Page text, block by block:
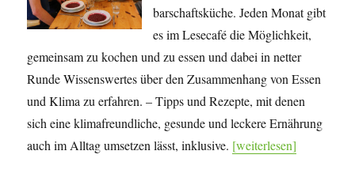
bar­schafts­küche. Jeden Monat gibt
es im Lesecafé die Mög­lich­keit,
gemeinsam zu kochen und zu essen und dabei in netter
Runde Wissens­wertes über den Zu­sam­men­hang von Essen
und Klima zu erfahren. – Tipps und Rezepte, mit denen
sich eine klima­freundliche, gesunde und leckere Ernährung
auch im Alltag umsetzen lässt, inklusive. [weiterlesen]